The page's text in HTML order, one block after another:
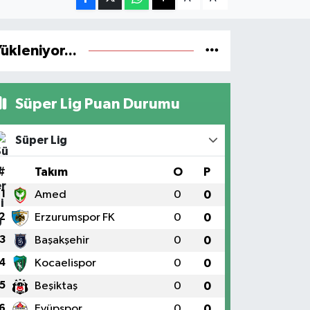
Süper Lig Puan Durumu
Süper Lig
Takım O P
1 Amed 0 0
Erzurumspor FK 0 0
3 Başakşehir 0 0
Kocaelispor 0 0
5 Beşiktaş 0 0